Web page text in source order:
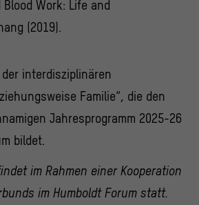
Work: Life and
(2019).
der interdisziplinären
Familie“, die den
Jahresprogramm 2025-26
bildet.
im Rahmen einer Kooperation
im Humboldt Forum statt.